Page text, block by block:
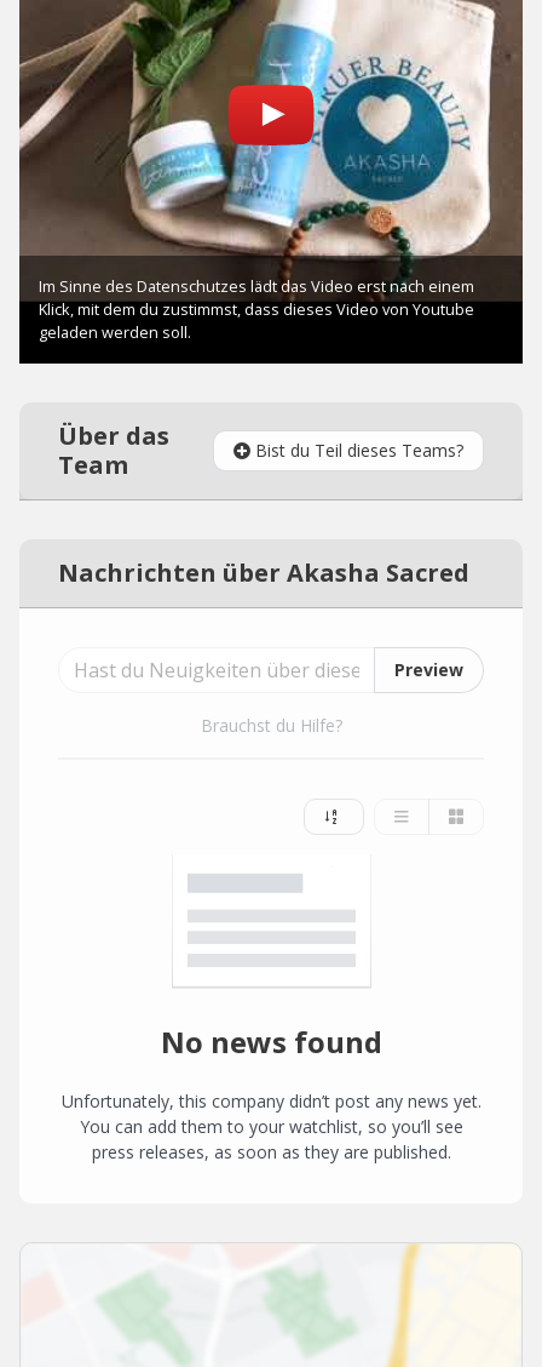
Über das
Team
Bist du Teil dieses Teams?
Nachrichten über Akasha Sacred
Preview
Brauchst du Hilfe?
No news found
Unfortunately, this company didn’t post any news yet.
You can add them to your watchlist, so you’ll see
press releases, as soon as they are published.